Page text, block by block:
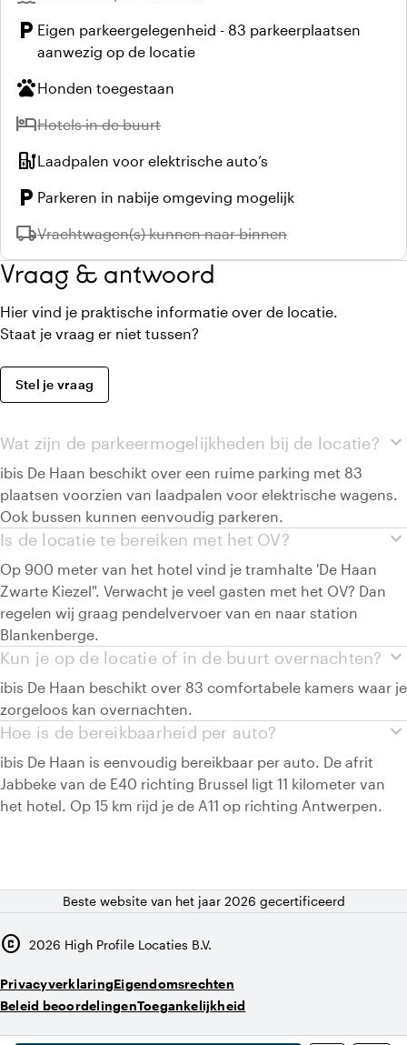
local_parking Eigen parkeergelegenheid - 83 parkeerplaatsen
aanwezig op de locatie
petsHonden toegestaan
hotelNiet beschikbaar:
Hotels in de buurt
ev_stationLaadpalen voor elektrische auto’s
local_parking Parkeren in nabije omgeving mogelijk
local_shippingNiet beschikbaar:
Vrachtwagen(s) kunnen naar binnen
Vraag & antwoord
Hier vind je praktische informatie over de locatie.
Staat je vraag er niet tussen?
Stel je vraag
expand_more
Wat zijn de parkeermogelijkheden bij de locatie?
ibis De Haan beschikt over een ruime parking met 83
plaatsen voorzien van laadpalen voor elektrische wagens.
Ook bussen kunnen eenvoudig parkeren.
expand_more
Is de locatie te bereiken met het OV?
Op 900 meter van het hotel vind je tramhalte 'De Haan
Zwarte Kiezel". Verwacht je veel gasten met het OV? Dan
regelen wij graag pendelvervoer van en naar station
Blankenberge.
expand_more
Kun je op de locatie of in de buurt overnachten?
ibis De Haan beschikt over 83 comfortabele kamers waar je
zorgeloos kan overnachten.
expand_more
Hoe is de bereikbaarheid per auto?
ibis De Haan is eenvoudig bereikbaar per auto. De afrit
Jabbeke van de E40 richting Brussel ligt 11 kilometer van
het hotel. Op 15 km rijd je de A11 op richting Antwerpen.
Beste website van het jaar 2026 gecertificeerd
copyright 2026 High Profile Locaties B.V.
PrivacyverklaringEigendomsrechten
Beleid beoordelingenToegankelijkheid